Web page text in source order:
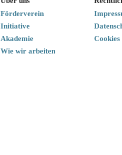
Förderverein
Initiative
Akademie
Wie wir arbeiten
Cookies